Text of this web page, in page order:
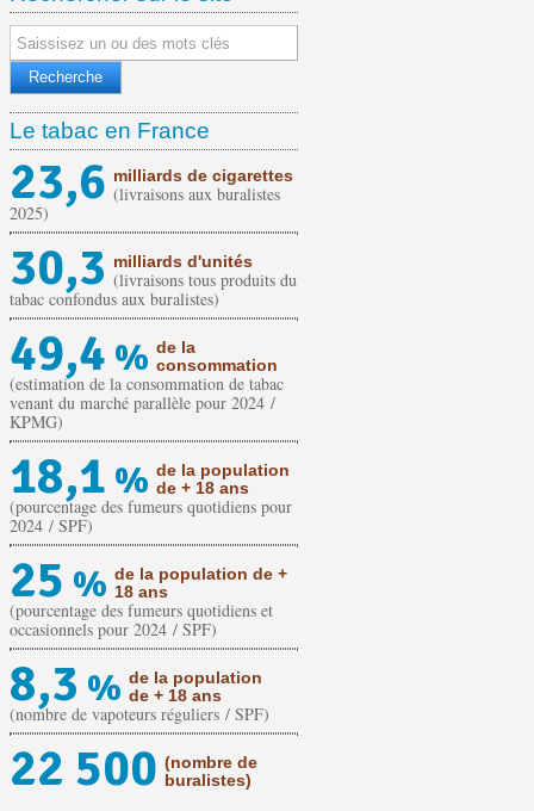
Le tabac en France
23,6 milliards de cigarettes
(livraisons aux buralistes
2025)
30,3 milliards d'unités
(livraisons tous produits du
tabac confondus aux buralistes)
49,4 % de la
consommation
(estimation de la consommation de tabac
venant du marché parallèle pour 2024 /
KPMG)
18,1 % de la population
de + 18 ans
(pourcentage des fumeurs quotidiens pour
2024 / SPF)
25 % de la population de +
18 ans
(pourcentage des fumeurs quotidiens et
occasionnels pour 2024 / SPF)
8,3 % de la population
de + 18 ans
(nombre de vapoteurs réguliers / SPF)
22 500 (nombre de
buralistes)